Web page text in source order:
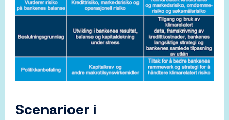
Scenarioer i